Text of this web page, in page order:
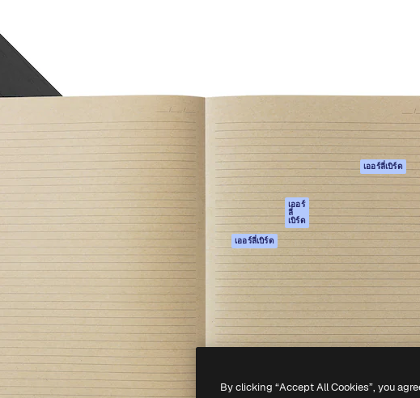
อร์มสร้างสรรค์เพื่อผลักดันผลงานที่ดี
งคุณ ผู้ใช้งานกว่า 1 ล้านราย
ลุมทั้งครีเอทีฟ, บริษัท, เอเจนซี และสตูดิ
เครื่องมือสร้างวิดีโอ
ด้วย AI
เครื่องกำเนิดเสียง AI
สต็อกเนื้อหา
MCP สำหรับ
Claude/ChatGPT
เออร์
ลี่
เบิร์ด
Agents เออร์ลี่เบิร์ด
เอพีไอ
แอปมือถือ
เครื่องมือ Magnific
ทั้งหมด
เงื่อนไขการใช้งาน
นโยบายความเป็น
ส่วนตัว
ต้นฉบับ เออร์ลี่เบิร์ด
นโยบายคุกกี้
ศูนย์ความน่าเชื่อถือ
พันธมิตร
ธุรกิจ
© 2010-2026 Freepik Company S.L.U.สงวนลิขสิทธิ์
By clicking “Accept All Cookies”, you